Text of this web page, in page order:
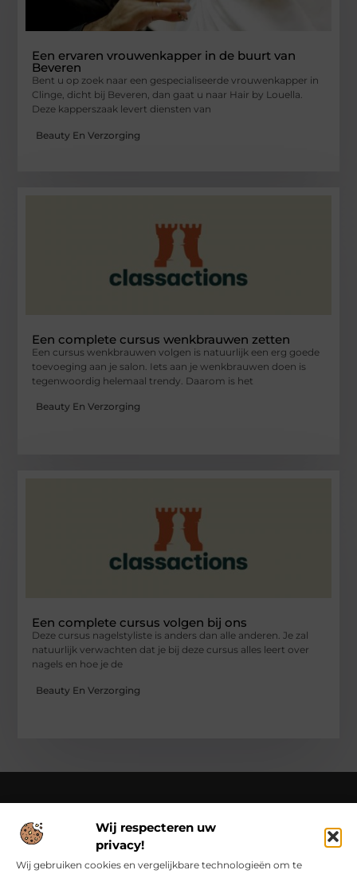
Wij respecteren uw
privacy!
Wij gebruiken cookies en vergelijkbare technologieën om te
Een ervaren vrouwenkapper in de buurt van
Beveren
Bent u op zoek naar een gespecialiseerde vrouwenkapper in
Clinge, dicht bij Beveren, dan gaat u naar Hair by Louella.
Deze kapperszaak levert diensten van
Beauty En Verzorging
Een complete cursus wenkbrauwen zetten
Een cursus wenkbrauwen volgen is natuurlijk een erg goede
toevoeging aan je salon. Iets aan je wenkbrauwen doen is
tegenwoordig helemaal trendy. Daarom is het
Beauty En Verzorging
Een complete cursus volgen bij ons
Deze cursus nagelstyliste is anders dan alle anderen. Je zal
natuurlijk verwachten dat je bij deze cursus alles leert over
nagels en hoe je de
Beauty En Verzorging
Over Class Actions
Classactions.nl – Van dagelijkse inspiratie tot bijzondere
verhalen.
Verken artikelen en blogs die je informeren,